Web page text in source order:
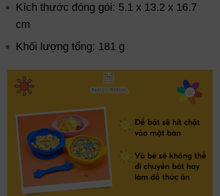
Kích thước đóng gói: 5.1 x 13.2 x 16.7
cm
Khối lượng tổng: 181 g